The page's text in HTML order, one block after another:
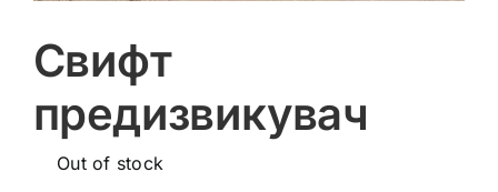
Свифт
предизвикувач
Out of stock